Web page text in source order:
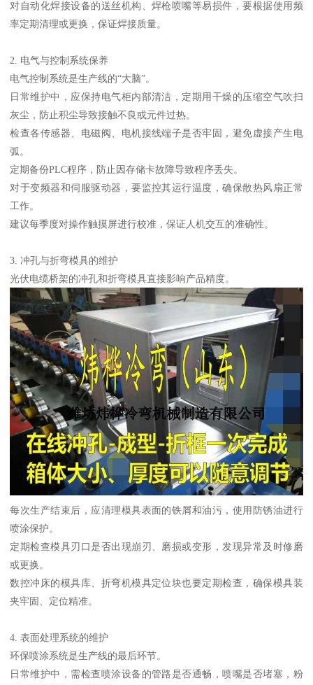
对自动化焊接设备的送丝机构、焊枪喷嘴等易损件，要根据使用频
率定期清理或更换，保证焊接质量。
2. 电气与控制系统保养
电气控制系统是生产线的“大脑”。
日常维护中，应保持电气柜内部清洁，定期用干燥的压缩空气吹扫
灰尘，防止积尘导致接触不良或元件过热。
检查各传感器、电磁阀、电机接线端子是否牢固，避免虚接产生电
弧。
定期备份PLC程序，防止因存储卡故障导致程序丢失。
对于变频器和伺服驱动器，要监控其运行温度，确保散热风扇正常
工作。
建议每季度对操作触摸屏进行校准，保证人机交互的准确性。
3. 冲孔与折弯模具的维护
光伏电缆桥架的冲孔和折弯模具直接影响产品精度。
每次生产结束后，应清理模具表面的铁屑和油污，使用防锈油进行
喷涂保护。
定期检查模具刃口是否出现崩刃、磨损或变形，发现异常及时修磨
或更换。
数控冲床的模具库、折弯机模具定位块也要定期检查，确保模具装
夹牢固、定位精准。
4. 表面处理系统的维护
环保喷涂系统是生产线的最后环节。
日常维护中，需检查喷涂设备的管路是否通畅，喷嘴是否堵塞，粉